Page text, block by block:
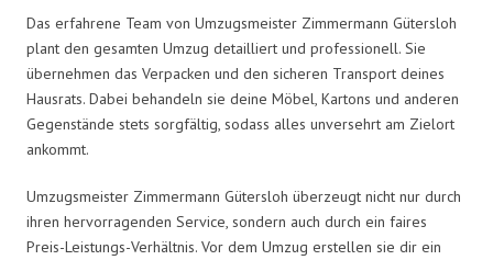
Das erfahrene Team von Umzugsmeister Zimmermann Gütersloh
plant den gesamten Umzug detailliert und professionell. Sie
übernehmen das Verpacken und den sicheren Transport deines
Hausrats. Dabei behandeln sie deine Möbel, Kartons und anderen
Gegenstände stets sorgfältig, sodass alles unversehrt am Zielort
ankommt.
Umzugsmeister Zimmermann Gütersloh überzeugt nicht nur durch
ihren hervorragenden Service, sondern auch durch ein faires
Preis-Leistungs-Verhältnis. Vor dem Umzug erstellen sie dir ein